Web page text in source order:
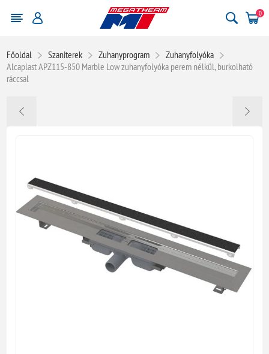
0
Főoldal Szaniterek Zuhanyprogram
Zuhanyfolyóka
Alcaplast APZ115-850 Marble Low zuhanyfolyóka perem nélkül, burkolható
ráccsal